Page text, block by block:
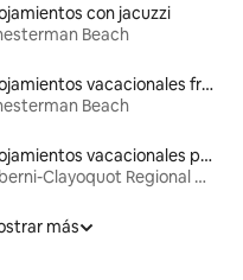
con jacuzzi
Beach
Alojamientos vacacionales frente a la playa
Beach
Alojamientos vacacionales para familias
Alberni-Clayoquot Regional District
más